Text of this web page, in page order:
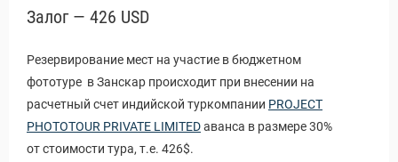
Залог — 426 USD
Резервирование мест на участие в бюджетном
фототуре в Занскар происходит при внесении на
расчетный счет индийской туркомпании PROJECT
PHOTOTOUR PRIVATE LIMITEDаванса в размере 30%
от стоимости тура, т.е. 426$.